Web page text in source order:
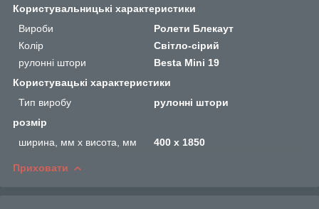
Користувальницькі характеристики
Вироби
Ролети Блекаут
Колір
Світло-сірий
рулонні штори
Besta Mini 19
Користувацькi характеристики
Тип виробу
рулонні штори
розмір
ширина, мм х висота, мм
400 х 1850
Приховати